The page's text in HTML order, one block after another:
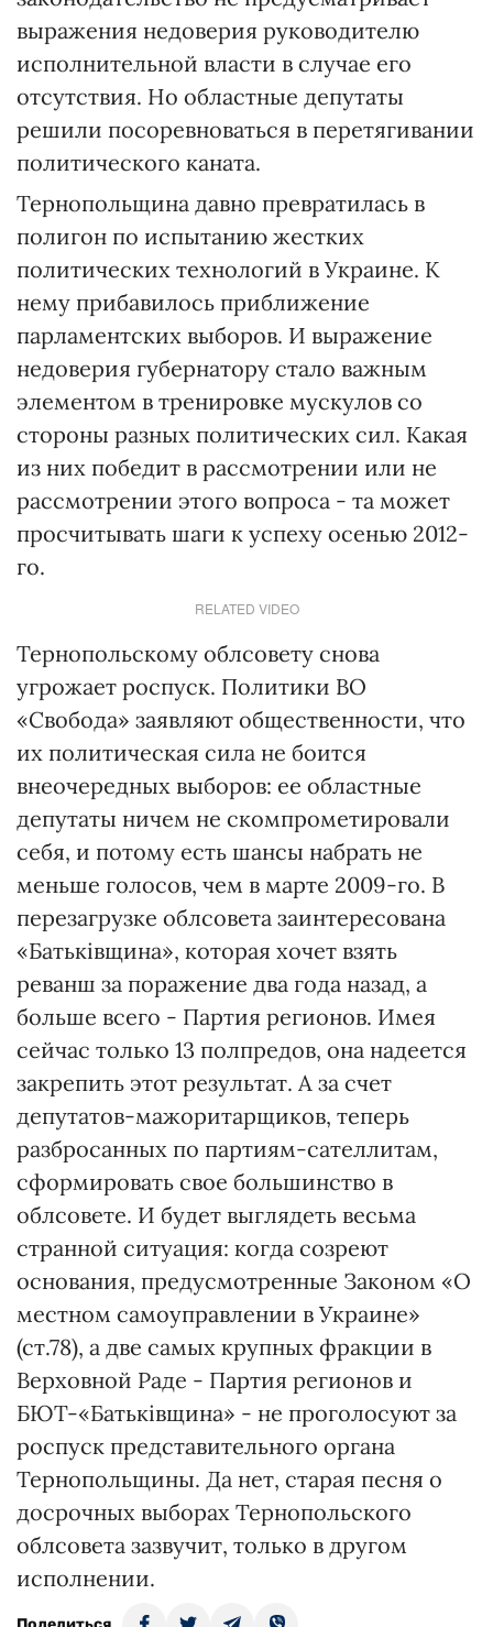
выражения недоверия руководителю
исполнительной власти в случае его
отсутствия. Но областные депутаты
решили посоревноваться в перетягивании
политического каната.
Тернопольщина давно превратилась в
полигон по испытанию жестких
политических технологий в Украине. К
нему прибавилось приближение
парламентских выборов. И выражение
недоверия губернатору стало важным
элементом в тренировке мускулов со
стороны разных политических сил. Какая
из них победит в рассмотрении или не
рассмотрении этого вопроса - та может
просчитывать шаги к успеху осенью 2012-
го.
RELATED VIDEO
Тернопольскому облсовету снова
угрожает роспуск. Политики ВО
«Свобода» заявляют общественности, что
их политическая сила не боится
внеочередных выборов: ее областные
депутаты ничем не скомпрометировали
себя, и потому есть шансы набрать не
меньше голосов, чем в марте 2009-го. В
перезагрузке облсовета заинтересована
«Батьківщина», которая хочет взять
реванш за поражение два года назад, а
больше всего - Партия регионов. Имея
сейчас только 13 полпредов, она надеется
закрепить этот результат. А за счет
депутатов-мажоритарщиков, теперь
разбросанных по партиям-сателлитам,
сформировать свое большинство в
облсовете. И будет выглядеть весьма
странной ситуация: когда созреют
основания, предусмотренные Законом «О
местном самоуправлении в Украине»
(ст.78), а две самых крупных фракции в
Верховной Раде - Партия регионов и
БЮТ-«Батьківщина» - не проголосуют за
роспуск представительного органа
Тернопольщины. Да нет, старая песня о
досрочных выборах Тернопольского
облсовета зазвучит, только в другом
исполнении.